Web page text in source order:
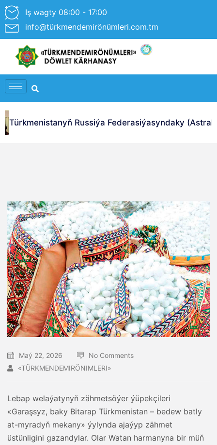
Iş wagty 08:00 - 17:00
info@türkmendemirönümleri.com.tm
Türkmenistanyň Russiýa Federasiýasyndaky
Maý 22, 2026
No Comments
«TÜRKMENDEMIRÖNIMLERI»
Lebap welaýatynyň zähmetsöýer ýüpekçileri
«Garaşsyz, baky Bitarap Türkmenistan – bedew batly
at-myradyň mekany» ýylynda ajaýyp zähmet
üstünligini gazandylar. Olar Watan harmanyna bir müň